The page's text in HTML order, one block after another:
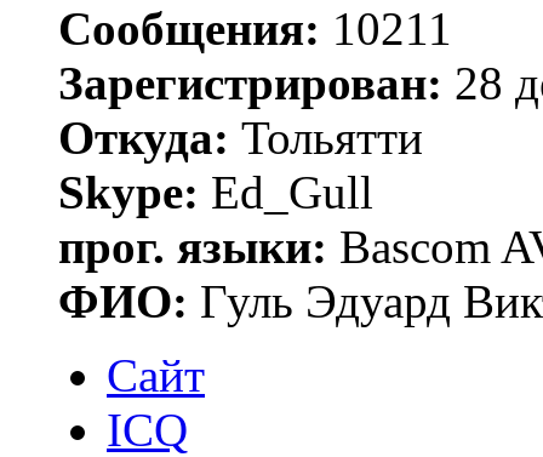
Сообщения: 10211
Зарегистрирован: 28
Откуда: Тольятти
Skype: Ed_Gull
прог. языки: Bascom
ФИО: Гуль Эдуард
Сайт
ICQ